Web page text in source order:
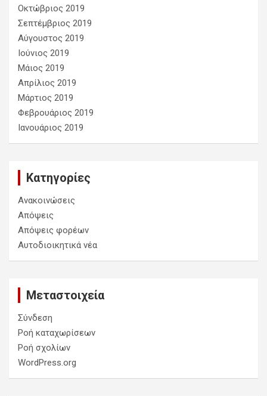
Οκτώβριος 2019
Σεπτέμβριος 2019
Αύγουστος 2019
Ιούνιος 2019
Μάιος 2019
Απρίλιος 2019
Μάρτιος 2019
Φεβρουάριος 2019
Ιανουάριος 2019
Kατηγορίες
Ανακοινώσεις
Απόψεις
Απόψεις φορέων
Αυτοδιοικητικά νέα
Μεταστοιχεία
Σύνδεση
Ροή καταχωρίσεων
Ροή σχολίων
WordPress.org